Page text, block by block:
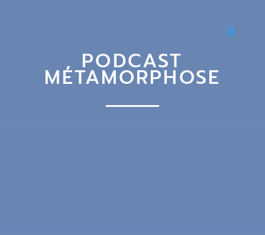
PODCAST
MÉTAMORPHOSE